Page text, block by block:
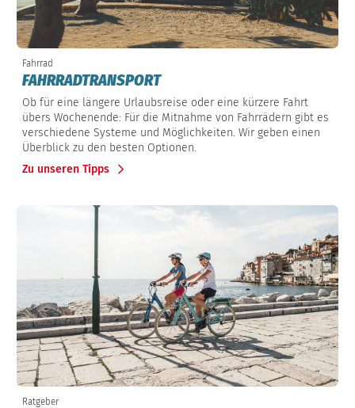
Fahrrad
FAHRRADTRANSPORT
Ob für eine längere Urlaubsreise oder eine kürzere Fahrt
übers Wochenende: Für die Mitnahme von Fahrrädern gibt es
verschiedene Systeme und Möglichkeiten. Wir geben einen
Überblick zu den besten Optionen.
Zu unseren Tipps
Ratgeber